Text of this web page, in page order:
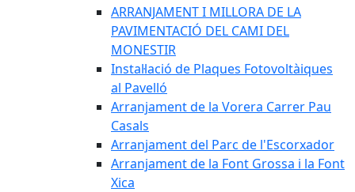
ARRANJAMENT I MILLORA DE LA
PAVIMENTACIÓ DEL CAMI DEL
MONESTIR
Instal·lació de Plaques Fotovoltàiques
al Pavelló
Arranjament de la Vorera Carrer Pau
Casals
Arranjament del Parc de l'Escorxador
Arranjament de la Font Grossa i la Font
Xica